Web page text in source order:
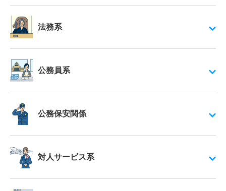
法務系
公務員系
公務保安関係
対人サービス系